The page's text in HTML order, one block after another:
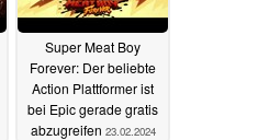
Super Meat Boy
Forever: Der beliebte
Action Plattformer ist
bei Epic gerade gratis
abzugreifen 23.02.2024